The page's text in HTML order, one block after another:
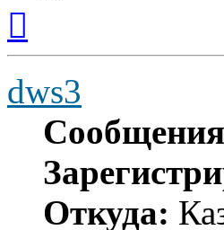
началу
dws3
Откуда: